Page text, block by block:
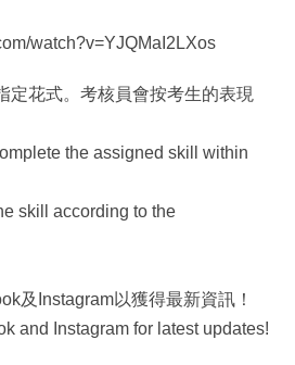
watch?v=YJQMaI2LXos
定花式。考核員會按考生的表現
the assigned skill within
skill according to the
及Instagram以獲得最新資訊！
and Instagram for latest updates!